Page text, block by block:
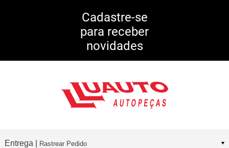
5% DE DESCONTO
10% DE CASHBACK
Consulte Regulamento
Cadastre-se
para receber
novidades
Entrega | Rastrear Pedido